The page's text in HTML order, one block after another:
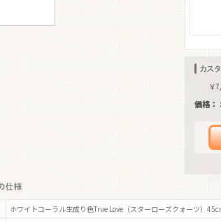
￥
価格：
ホワイトコーラル生成り色True Love（スターローズクォーツ）